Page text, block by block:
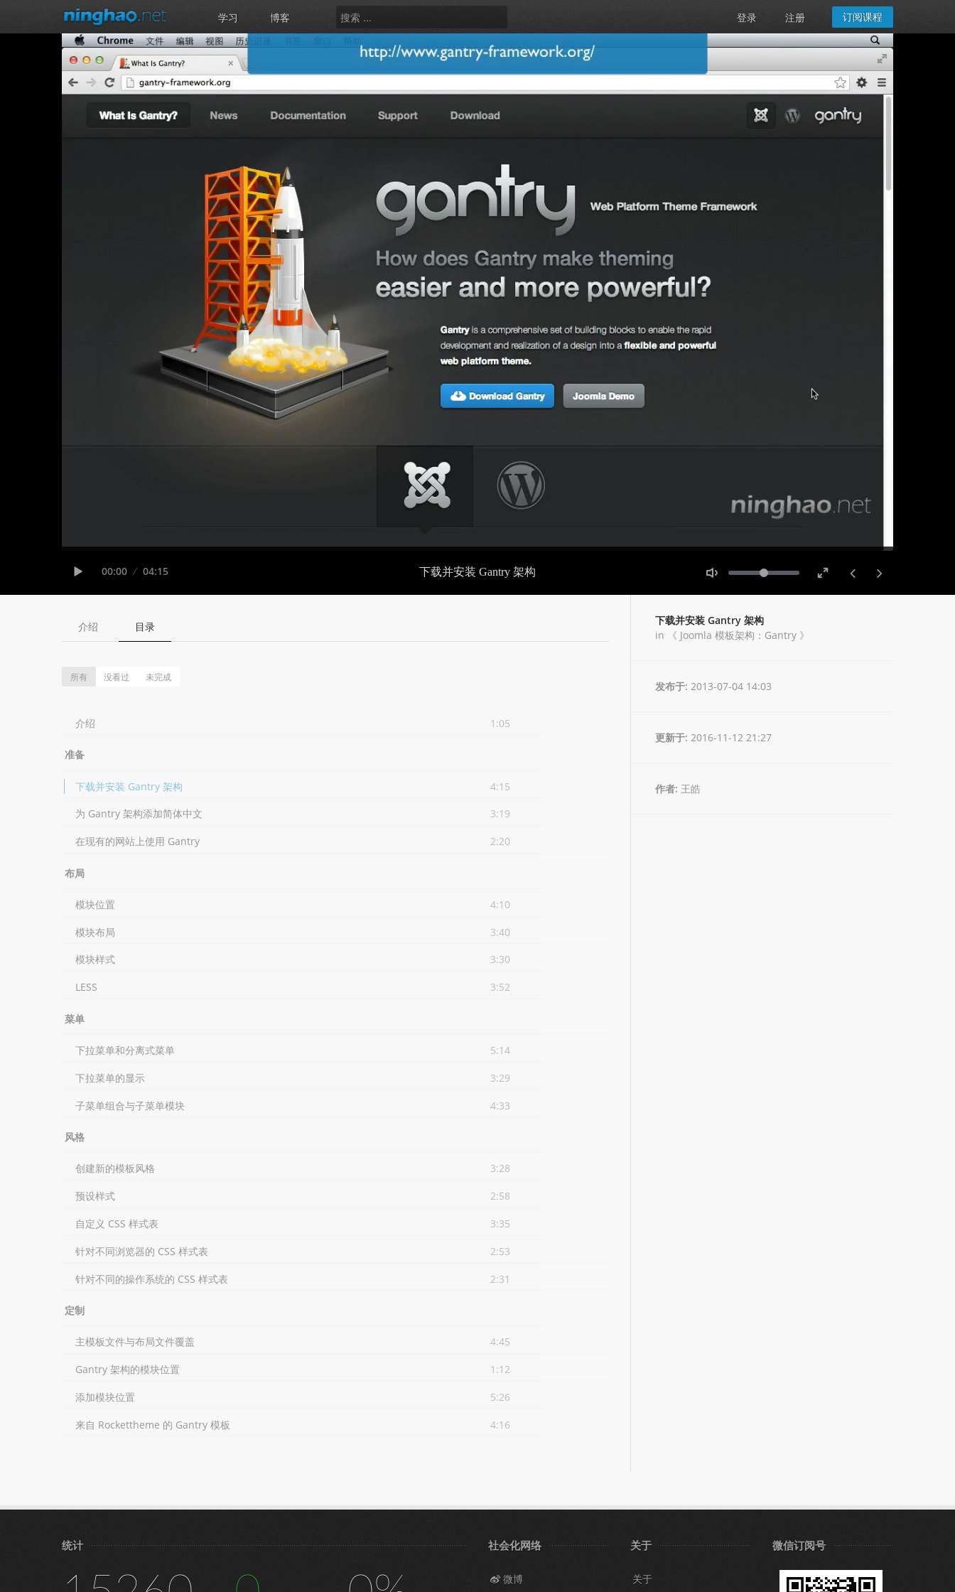
学习 博客 登录 注册 订阅课程
Current
00:00 Duration
04:15 下载并安装 Gantry 架构
Volume
介绍 目录
所有 没看过 未完成
介绍 1:05
准备
下载并安装 Gantry 架构 4:15
为 Gantry 架构添加简体中文 3:19
在现有的网站上使用 Gantry 2:20
布局
模块位置 4:10
模块布局 3:40
模块样式 3:30
LESS 3:52
菜单
下拉菜单和分离式菜单 5:14
下拉菜单的显示 3:29
子菜单组合与子菜单模块 4:33
风格
创建新的模板风格 3:28
预设样式 2:58
自定义 CSS 样式表 3:35
针对不同浏览器的 CSS 样式表 2:53
针对不同的操作系统的 CSS 样式表 2:31
定制
主模板文件与布局文件覆盖 4:45
Gantry 架构的模块位置 1:12
添加模块位置 5:26
来自 Rockettheme 的 Gantry 模板 4:16
下载并安装 Gantry 架构
in 《 Joomla 模板架构：Gantry 》
发布于: 2013-07-04 14:03
更新于: 2016-11-12 21:27
作者: 王皓
统计 社会化网络
微博
关于
关于
微信订阅号